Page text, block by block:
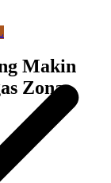
Makin
Zona